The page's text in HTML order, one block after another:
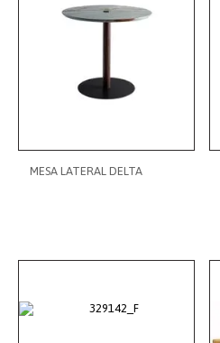
MESA LATERAL DELTA